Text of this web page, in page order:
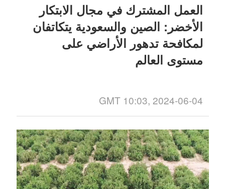
العمل المشترك في مجال الابتكار
الأخضر: الصين والسعودية يتكاتفان
لمكافحة تدهور الأراضي على
مستوى العالم
GMT 10:03, 2024-06-04